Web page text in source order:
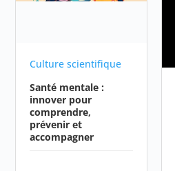
Culture scientifique
Santé mentale :
innover pour
comprendre,
prévenir et
accompagner